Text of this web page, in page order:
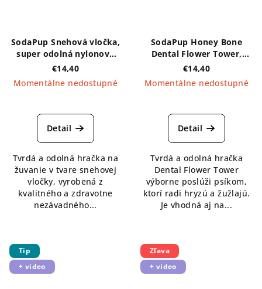
SodaPup Snehová vločka,
super odolná nylonová
žuvacia hračka - biela
€14,40
Momentálne nedostupné
Detail
Tvrdá a odolná hračka na
žuvanie v tvare snehovej
vločky, vyrobená z
kvalitného a zdravotne
nezávadného...
SodaPup Honey Bone
Dental Flower Tower,
super odolná nylonová
€14,40
Momentálne nedostupné
Detail
Tvrdá a odolná hračka
Dental Flower Tower
výborne poslúži psíkom,
ktorí radi hryzú a žužlajú.
Je vhodná aj na...
Tip
+ video
Zľava
+ video